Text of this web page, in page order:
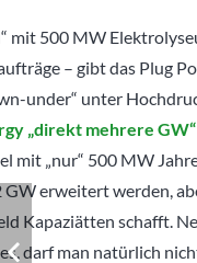
mit 500 MW
– gibt das Plug
under“ unter
„direkt mehrere
mit „nur“ 500 MW
GW erweitert werden,
Kapaziätten schafft.
darf man natürlich